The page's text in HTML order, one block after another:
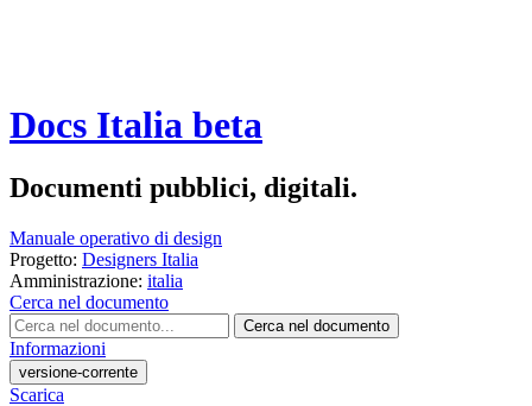
Docs Italia beta
Documenti pubblici, digitali.
Manuale operativo di design
Progetto: Designers Italia
Amministrazione: italia
Cerca nel documento
Cerca nel documento
Informazioni
versione-corrente
Scarica